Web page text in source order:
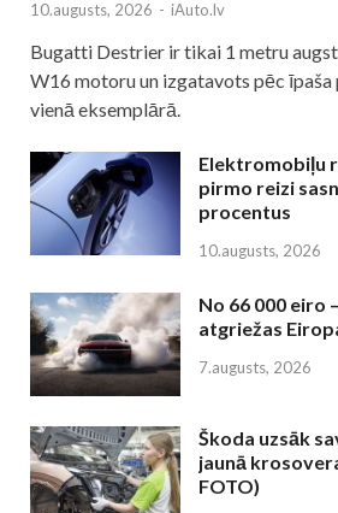
10.augusts, 2026 - iAuto.lv
Bugatti Destrier ir tikai 1 metru
W16 motoru un izgatavots pēc
vienā eksemplārā.
Elektromobiļu
pirmo reizi
procentus
10.augusts, 2026
No 66 000 eiro
atgriežas
7.augusts, 2026
Škoda uzsāk
jaunā
FOTO)